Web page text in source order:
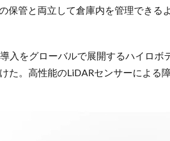
保管と両立して倉庫内を管理できる
入をグローバルで展開するハイロボ
た。高性能のLiDARセンサーによる